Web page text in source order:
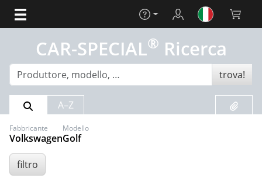
Aiuto Login Carrello
CAR-SPECIAL® Ricerca
trova!
Risultato della ricerca
A–Z
Fabbricante
Volkswagen
Modello
Golf
filtro